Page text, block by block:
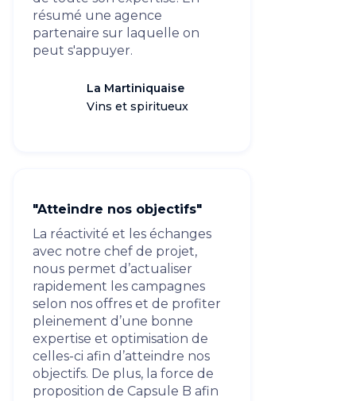
résumé une agence
partenaire sur laquelle on
peut s'appuyer.
La Martiniquaise
Vins et spiritueux
"Atteindre nos objectifs"
La réactivité et les échanges
avec notre chef de projet,
nous permet d’actualiser
rapidement les campagnes
selon nos offres et de profiter
pleinement d’une bonne
expertise et optimisation de
celles-ci afin d’atteindre nos
objectifs. De plus, la force de
proposition de Capsule B afin